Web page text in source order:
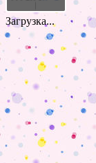
Загрузка...